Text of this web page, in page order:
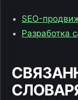
SEO-
Разработка